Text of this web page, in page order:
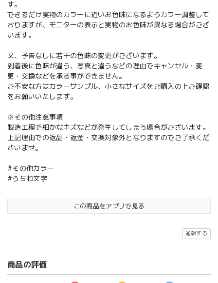
す。
できるだけ実物のカラーに近いお色味になるようカラー調整して
おりますが、モニターの表示と実物のお色味が異なる場合がござ
います。
又、予告なしに若干の色味の変更がございます。
到着後に色味が違う、写真と違うなどの理由でキャンセル・変
更・交換などを承る事ができません。
ご不安な方はカラーサンプル、小さなサイズをご購入の上ご確認
をお願いいたします。
※その他注意事項
製造工程で細かなキズなどが発生してしまう場合がございます。
上記理由での返品・返金・交換対象外となりますのでご了承くだ
さいませ。
#その他カラー
#うちわ文字
この商品をアプリで見る
通報する
商品の評価